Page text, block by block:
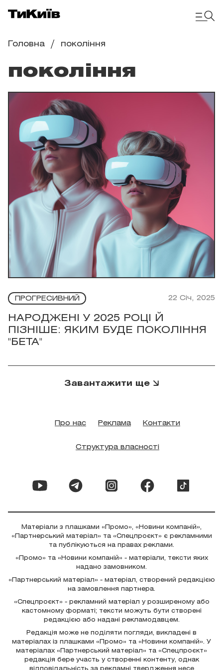
Головна покоління
покоління
ПРОГРЕСИВНИЙ 22 Січ, 2025
НАРОДЖЕНІ У 2025 РОЦІ Й
ПІЗНІШЕ: ЯКИМ БУДЕ ПОКОЛІННЯ
"БЕТА"
Завантажити ще
Про нас Реклама Контакти
Структура власності
Матеріали з плашками «Промо», «Новини компаній»,
«Партнерський матеріал» та «Спецпроєкт» є рекламними
та публікуються на правах реклами.
«Промо» та «Новини компаній» - матеріали, тексти яких
надано замовником.
«Партнерський матеріал» - матеріал, створений редакцією
на замовлення партнера.
«Спецпроєкт» - рекламний матеріал у розширеному або
кастомному форматі; тексти можуть бути створені
редакцією або надані рекламодавцем.
Редакція може не поділяти погляди, викладені в
матеріалах із плашками «Промо» та «Новини компаній». У
матеріалах «Партнерський матеріал» та «Спецпроєкт»
редакція бере участь у створенні контенту, однак
відповідальність за рекламні твердження несе